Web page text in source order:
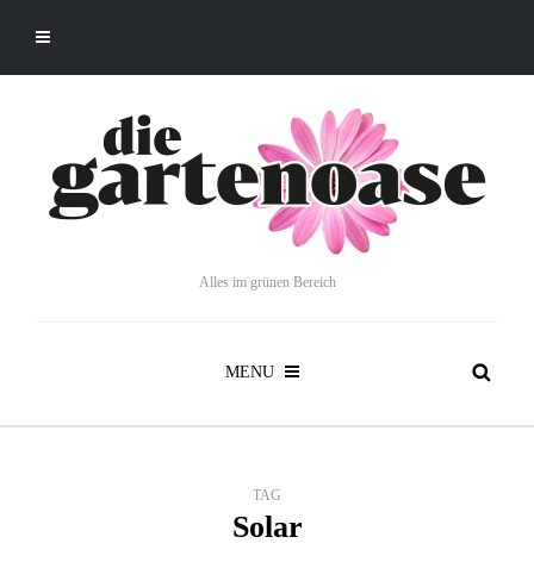
Alles im grünen Bereich
MENU
TAG
Solar